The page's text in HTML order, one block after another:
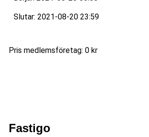
Slutar: 2021-08-20 23:59
Pris medlemsföretag: 0 kr
Fastigo